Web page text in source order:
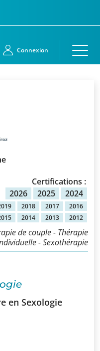
Connexion
Certifications :
2026
2025 2024
2018 2017
2016
2014 2013 2012
de couple - Thérapie
- Sexothérapie
en Sexologie